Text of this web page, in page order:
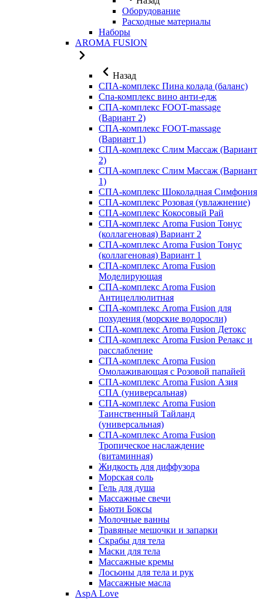
Оборудование
Расходные материалы
Наборы
AROMA FUSION
Назад
СПА-комплекс Пина колада (баланс)
Cпа-комплекс вино анти-едж
СПА-комплекс FOOT-massage
(Вариант 2)
СПА-комплекс FOOT-massage
(Вариант 1)
СПА-комплекс Слим Массаж (Вариант
2)
СПА-комплекс Слим Массаж (Вариант
1)
СПА-комплекс Шоколадная Симфония
СПА-комплекс Розовая (увлажнение)
СПА-комплекс Кокосовый Рай
СПА-комплекс Aroma Fusion Тонус
(коллагеновая) Вариант 2
СПА-комплекс Aroma Fusion Тонус
(коллагеновая) Вариант 1
СПА-комплекс Aroma Fusion
Моделирующая
СПА-комплекс Aroma Fusion
Антицеллюлитная
СПА-комплекс Aroma Fusion для
похудения (морские водоросли)
СПА-комплекс Aroma Fusion Детокс
СПА-комплекс Aroma Fusion Релакс и
расслабление
СПА-комплекс Aroma Fusion
Омолаживающая с Розовой папайей
СПА-комплекс Aroma Fusion Азия
СПА (универсальная)
СПА-комплекс Aroma Fusion
Таинственный Тайланд
(универсальная)
СПА-комплекс Aroma Fusion
Тропическое наслаждение
(витаминная)
Жидкость для диффузора
Морская соль
Гель для душа
Массажные свечи
Бьюти Боксы
Молочные ванны
Травяные мешочки и запарки
Скрабы для тела
Маски для тела
Массажные кремы
Лосьоны для тела и рук
Массажные масла
AspA Love